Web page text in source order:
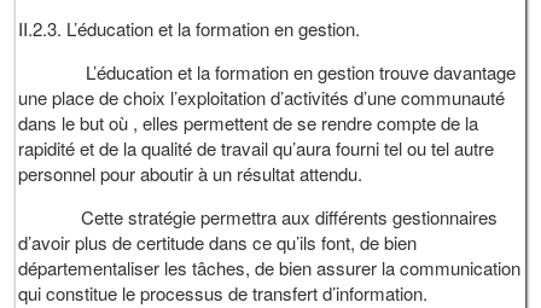
II.2.3. L’éducation et la formation en gestion.
L’éducation et la formation en gestion trouve davantage
une place de choix l’exploitation d’activités d’une communauté
dans le but où , elles permettent de se rendre compte de la
rapidité et de la qualité de travail qu’aura fourni tel ou tel autre
personnel pour aboutir à un résultat attendu.
Cette stratégie permettra aux différents gestionnaires
d’avoir plus de certitude dans ce qu’ils font, de bien
départementaliser les tâches, de bien assurer la communication
qui constitue le processus de transfert d’information.